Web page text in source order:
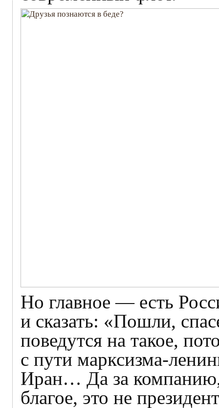
Но главное — есть
и сказать: «Пошли,
поведутся на такое,
с пути марксизма-
Иран… Да за
благое, это не